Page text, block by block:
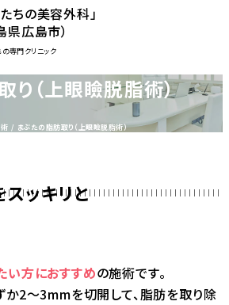
専門クリニック
り（上眼瞼脱脂術）
まぶたの脂肪取り（上眼瞼脱脂術）
ッキリと
い方におすすめの施術です。
2～3mmを切開して、脂肪を取り除